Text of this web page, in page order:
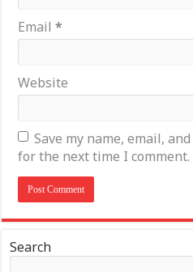
Email*
Website
Save my name, email,
for the next time I comment.
Search